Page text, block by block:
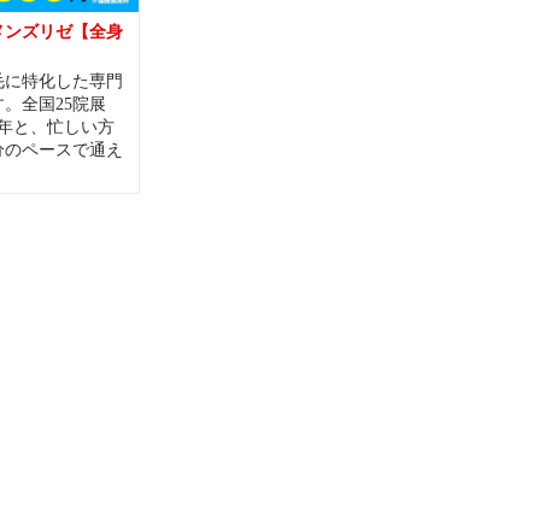
ンズリゼ【全身
特化した専門
全国25院展
と、忙しい方
ペースで通え